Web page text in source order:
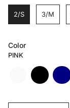
2/S 3/M
Color
PINK
black